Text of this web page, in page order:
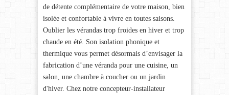
de détente complémentaire de votre maison, bien
isolée et confortable à vivre en toutes saisons.
Oublier les vérandas trop froides en hiver et trop
chaude en été. Son isolation phonique et
thermique vous permet désormais d’envisager la
fabrication d’une véranda pour une cuisine, un
salon, une chambre à coucher ou un jardin
d'hiver. Chez notre concepteur-installateur